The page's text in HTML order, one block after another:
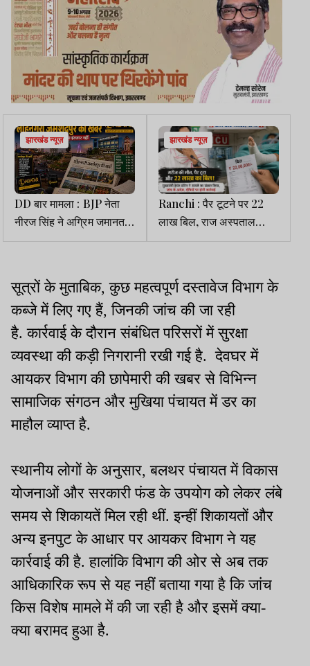
झारखंड न्यूज़
DD बार मामला : BJP नेता
नीरज सिंह ने अग्रिम जमानत
याचिका की दायर, पत्नी ने
झारखंड न्यूज़
Ranchi : पैर टूटने पर 22
लाख बिल, राज अस्पताल
प्रकरण में CM ने दिया जांच
सूत्रों के मुताबिक, कुछ महत्वपूर्ण दस्तावेज विभाग के
कब्जे में लिए गए हैं, जिनकी जांच की जा रही
है. कार्रवाई के दौरान संबंधित परिसरों में सुरक्षा
व्यवस्था की कड़ी निगरानी रखी गई है. देवघर में
आयकर विभाग की छापेमारी की खबर से विभिन्न
सामाजिक संगठन और मुखिया पंचायत में डर का
माहौल व्याप्त है.
स्थानीय लोगों के अनुसार, बलथर पंचायत में विकास
योजनाओं और सरकारी फंड के उपयोग को लेकर लंबे
समय से शिकायतें मिल रही थीं. इन्हीं शिकायतों और
अन्य इनपुट के आधार पर आयकर विभाग ने यह
कार्रवाई की है. हालांकि विभाग की ओर से अब तक
आधिकारिक रूप से यह नहीं बताया गया है कि जांच
किस विशेष मामले में की जा रही है और इसमें क्या-
क्या बरामद हुआ है.